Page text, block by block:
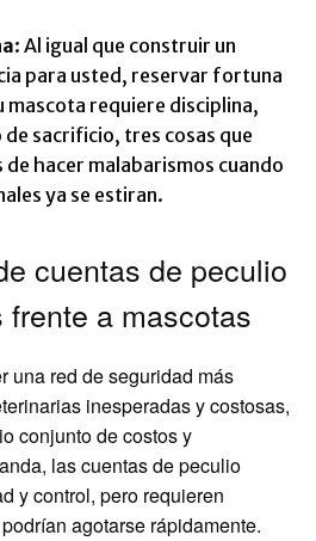
: Al igual que construir un
para usted, reservar fortuna
mascota requiere disciplina,
sacrificio, tres cosas que
hacer malabarismos cuando
ya se estiran.
cuentas de peculio
a mascotas
una red de seguridad más
inesperadas y costosas,
conjunto de costos y
las cuentas de peculio
y control, pero requieren
agotarse rápidamente.